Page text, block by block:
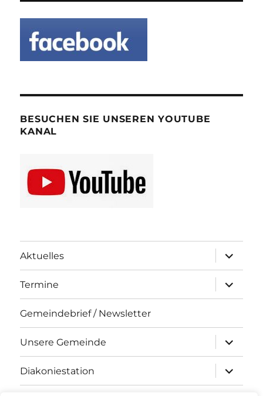
BESUCHEN SIE UNSEREN YOUTUBE
KANAL
Aktuelles
öffnen
Termine
öffnen
Gemeindebrief / Newsletter
Unsere Gemeinde
öffnen
Diakoniestation
öffnen